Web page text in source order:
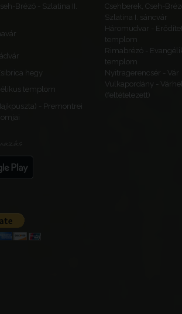
Brézó - Szlatina II.
Csehberek, Cseh-
Szlatina I. sáncvár
Háromudvar -
templom
Rimabrézó -
templom
hegy
Nyitragerencsér - Vár
templom
Vulkapordány -
(feltételezett)
- Premontrei